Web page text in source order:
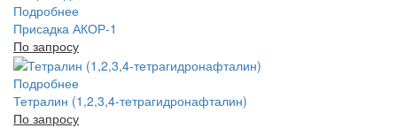
Подробнее
Присадка АКОР-1
По запросу
Подробнее
Тетралин (1,2,3,4-тетрагидронафталин)
По запросу